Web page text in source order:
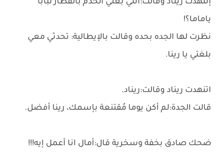
إتنهدت ريناد وقالت:انتي بعتي الخدم بالفطار لبابا
ياماما؟!
نظرت لها الجده بحده وقالت بالإيطالية: تحدثي معي
بلغتي يا رينا.
اتنهدت ريناد وقالت:ريناد.
قالت الجدة:لم أكن يوما مُقتنعة بإسمك، رينا أفضل.
ضحك صادق بخفة وسخرية قال:أمال انا أعمل إيه!!!